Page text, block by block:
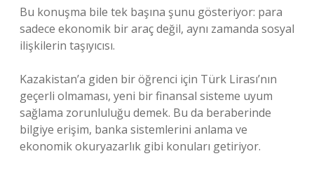
Bu konuşma bile tek başına şunu gösteriyor: para
sadece ekonomik bir araç değil, aynı zamanda sosyal
ilişkilerin taşıyıcısı.
Kazakistan’a giden bir öğrenci için Türk Lirası’nın
geçerli olmaması, yeni bir finansal sisteme uyum
sağlama zorunluluğu demek. Bu da beraberinde
bilgiye erişim, banka sistemlerini anlama ve
ekonomik okuryazarlık gibi konuları getiriyor.